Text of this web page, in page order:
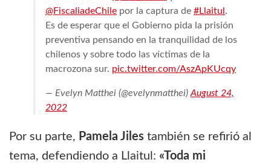
@FiscaliadeChile por la captura de #Llaitul.
Es de esperar que el Gobierno pida la prisión
preventiva pensando en la tranquilidad de los
chilenos y sobre todo las víctimas de la
macrozona sur. pic.twitter.com/AszApKUcqy
— Evelyn Matthei (@evelynmatthei) August 24,
2022
Por su parte, Pamela Jiles también se refirió al
tema, defendiendo a Llaitul: «Toda mi